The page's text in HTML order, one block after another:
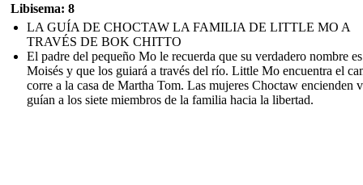
Libisema: 8
LA GUÍA DE CHOCTAW LA FAMILIA DE LITTLE MO A
TRAVÉS DE BOK CHITTO
El padre del pequeño Mo le recuerda que su verdadero nombre es
Moisés y que los guiará a través del río. Little Mo encuentra el
corre a la casa de Martha Tom. Las mujeres Choctaw encienden
guían a los siete miembros de la familia hacia la libertad.